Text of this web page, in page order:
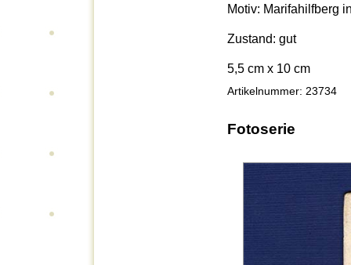
Motiv: Marifahilfberg
Zustand: gut
5,5 cm x 10 cm
Artikelnummer: 23734
Fotoserie